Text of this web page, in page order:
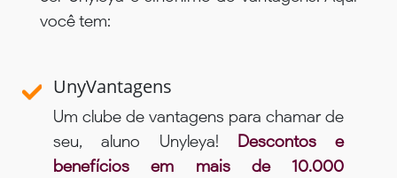
você tem:
UnyVantagens
Um clube de vantagens para chamar de
seu, aluno Unyleya! Descontos e
benefícios em mais de 10.000